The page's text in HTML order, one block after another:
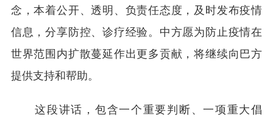
念，本着公开、透明、负责任态度，及时发布疫情
信息，分享防控、诊疗经验。中方愿为防止疫情在
世界范围内扩散蔓延作出更多贡献，将继续向巴方
提供支持和帮助。
这段讲话，包含一个重要判断、一项重大倡